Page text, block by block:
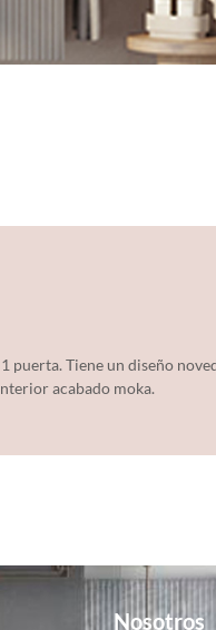
puerta. Tiene un diseño
acabado moka.
Nosotros